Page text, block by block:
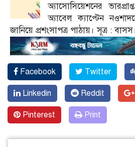
অ্যাসোসিয়েশনের
অ্যাবেল ক্যাপ্টেন
জানিয়ে প্রশংসাপত্র পাঠায়। সূত্র : বাসস।
Facebook Twitter
Linkedin Reddit
Pinterest Print